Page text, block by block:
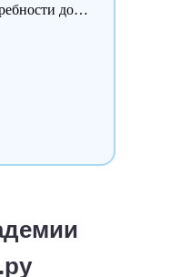
до
особую
вопросы, а
начинающего